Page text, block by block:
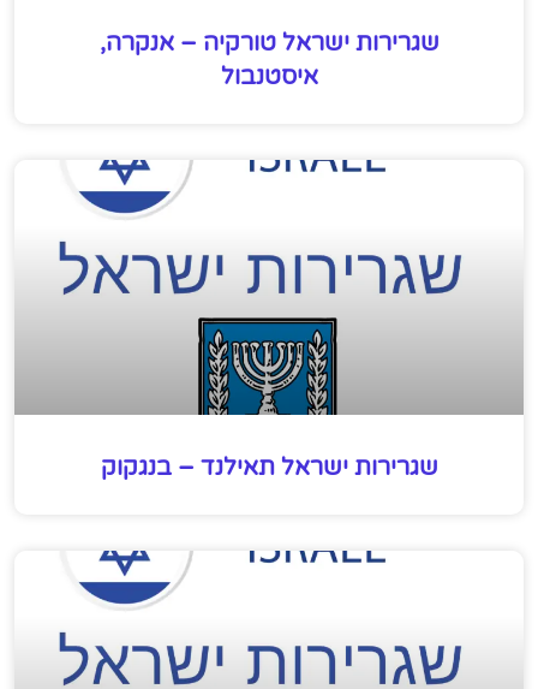
שגרירות ישראל טורקיה – אנקרה,
איסטנבול
שגרירות ישראל תאילנד – בנגקוק